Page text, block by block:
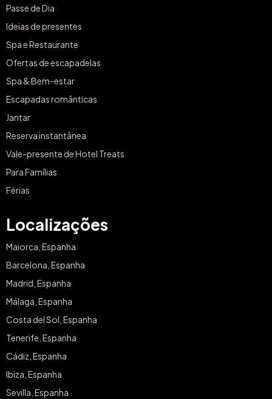
Passe de Dia
Ideias de presentes
Spa e Restaurante
Ofertas de escapadelas
Spa & Bem-estar
Escapadas românticas
Jantar
Reserva instantânea
Vale-presente de Hotel Treats
Para Famílias
Férias
Localizações
Maiorca, Espanha
Barcelona, Espanha
Madrid, Espanha
Málaga, Espanha
Costa del Sol, Espanha
Tenerife, Espanha
Cádiz, Espanha
Ibiza, Espanha
Sevilla, Espanha